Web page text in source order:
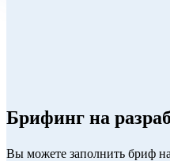
Брифинг на
Вы можете заполнить бриф